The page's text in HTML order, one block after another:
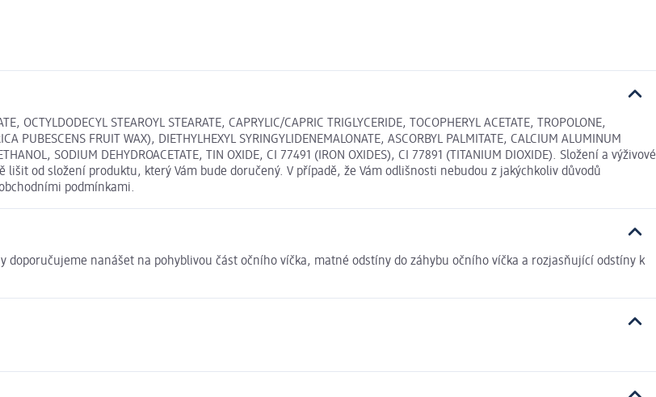
OCTYLDODECYL STEAROYL STEARATE, CAPRYLIC/CAPRIC TRIGLYCERIDE, TOCOPHERYL ACETATE, TROPOLONE,
PUBESCENS FRUIT WAX), DIETHYLHEXYL SYRINGYLIDENEMALONATE, ASCORBYL PALMITATE, CALCIUM ALUMINUM
SODIUM DEHYDROACETATE, TIN OXIDE, CI 77491 (IRON OXIDES), CI 77891 (TITANIUM DIOXIDE). Složení a výživové
od složení produktu, který Vám bude doručený. V případě, že Vám odlišnosti nebudou z jakýchkoliv důvodů
podmínkami.
nanášet na pohyblivou část očního víčka, matné odstíny do záhybu očního víčka a rozjasňující odstíny k